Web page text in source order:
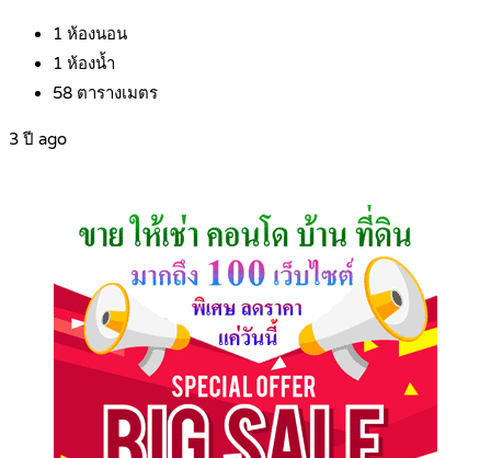
1 ห้องนอน
1 ห้องน้ำ
58 ตารางเมตร
3 ปี ago